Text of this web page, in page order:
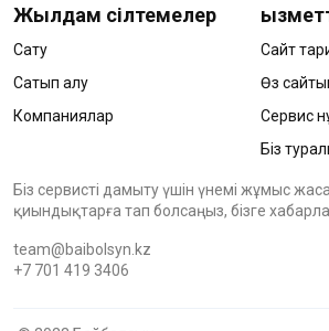
Жылдам сілтемелер
Сату
Сатып алу
Компаниялар
Сайт
Өз
Сервис
Біз
Біз сервисті дамыту үшін үнемі жұмыс
қиындықтарға тап болсаңыз, бізге
team@baibolsyn.kz
+7 701 419 3406